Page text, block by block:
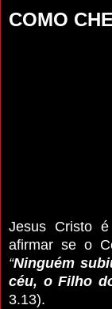
COMO
Jesus Cristo
afirmar se o
“Ninguém
céu, o Filho
3.13).